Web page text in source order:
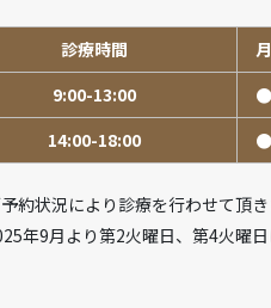
診療時間 月
9:00-13:00
●
14:00-18:00
●
状況により診療を行わせて頂き
年9月より第2火曜日、第4火曜日